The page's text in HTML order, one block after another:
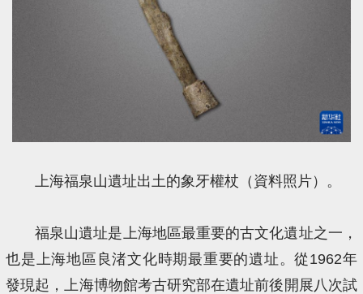
上海福泉山遺址出土的象牙權杖（資料照片）。
福泉山遺址是上海地區最重要的古文化遺址之一，
也是上海地區良渚文化時期最重要的遺址。從1962年
發現起，上海博物館考古研究部在遺址前後開展八次試